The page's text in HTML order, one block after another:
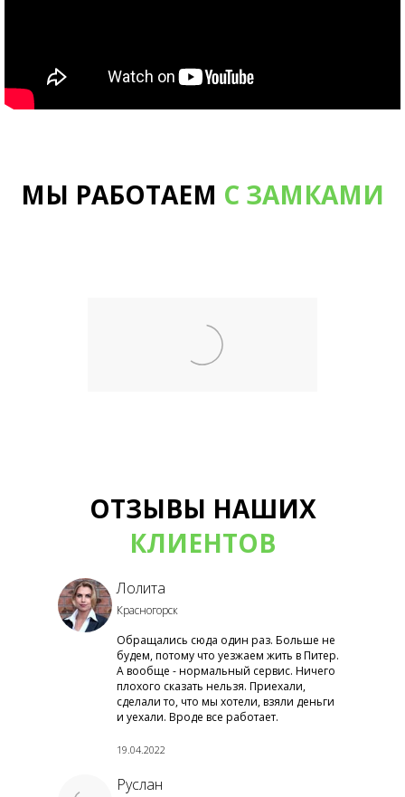
МЫ РАБОТАЕМ С ЗАМКАМИ
ОТЗЫВЫ НАШИХ
КЛИЕНТОВ
Лолита
Красногорск
Обращались сюда один раз. Больше не
будем, потому что уезжаем жить в Питер.
А вообще - нормальный сервис. Ничего
плохого сказать нельзя. Приехали,
сделали то, что мы хотели, взяли деньги
и уехали. Вроде все работает.
19.04.2022
Руслан